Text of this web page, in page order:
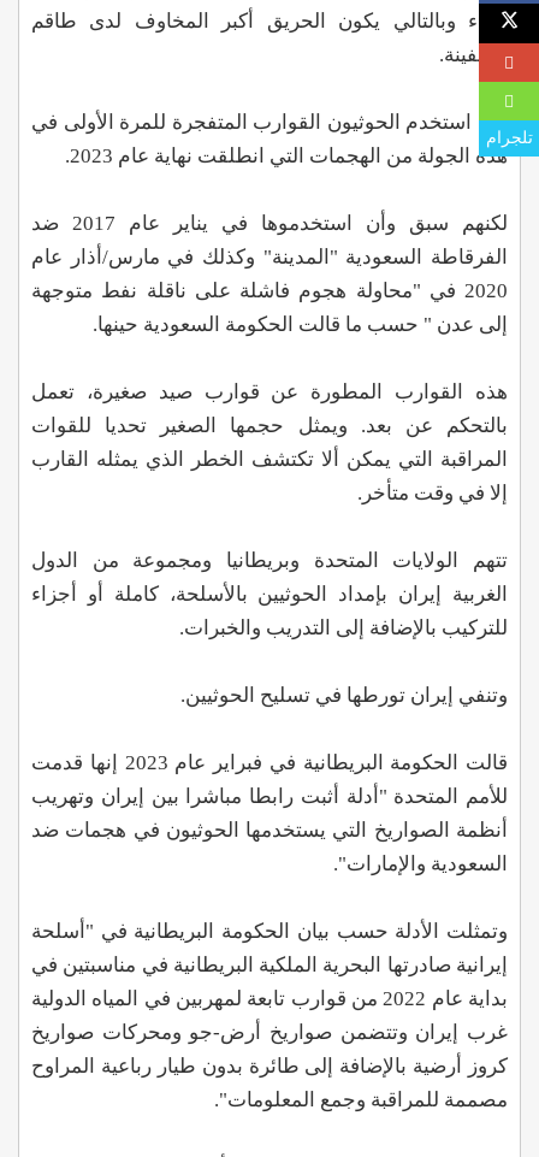
الماء وبالتالي يكون الحريق أكبر المخاوف لدى طاقم
السفينة.
وقد استخدم الحوثيون القوارب المتفجرة للمرة الأولى في
هذه الجولة من الهجمات التي انطلقت نهاية عام 2023.
لكنهم سبق وأن استخدموها في يناير عام 2017 ضد
الفرقاطة السعودية "المدينة" وكذلك في مارس/أذار عام
2020 في "محاولة هجوم فاشلة على ناقلة نفط متوجهة
إلى عدن " حسب ما قالت الحكومة السعودية حينها.
هذه القوارب المطورة عن قوارب صيد صغيرة، تعمل
بالتحكم عن بعد. ويمثل حجمها الصغير تحديا للقوات
المراقبة التي يمكن ألا تكتشف الخطر الذي يمثله القارب
إلا في وقت متأخر.
تتهم الولايات المتحدة وبريطانيا ومجموعة من الدول
الغربية إيران بإمداد الحوثيين بالأسلحة، كاملة أو أجزاء
للتركيب بالإضافة إلى التدريب والخبرات.
وتنفي إيران تورطها في تسليح الحوثيين.
قالت الحكومة البريطانية في فبراير عام 2023 إنها قدمت
للأمم المتحدة "أدلة أثبت رابطا مباشرا بين إيران وتهريب
أنظمة الصواريخ التي يستخدمها الحوثيون في هجمات ضد
السعودية والإمارات".
وتمثلت الأدلة حسب بيان الحكومة البريطانية في "أسلحة
إيرانية صادرتها البحرية الملكية البريطانية في مناسبتين في
بداية عام 2022 من قوارب تابعة لمهربين في المياه الدولية
غرب إيران وتتضمن صواريخ أرض-جو ومحركات صواريخ
كروز أرضية بالإضافة إلى طائرة بدون طيار رباعية المراوح
مصممة للمراقبة وجمع المعلومات".
تلجرام